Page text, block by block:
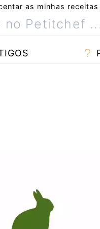
as minhas receitas